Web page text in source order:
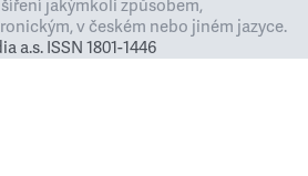
jakýmkoli způsobem,
v českém nebo jiném jazyce.
a.s. ISSN 1801-1446